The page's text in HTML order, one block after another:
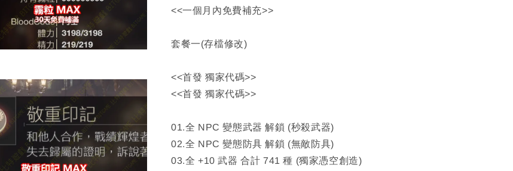
<<一個月內免費補充>>
套餐一(存檔修改)
<<首發 獨家代碼>>
<<首發 獨家代碼>>
01.全 NPC 變態武器 解鎖 (秒殺武器)
02.全 NPC 變態防具 解鎖 (無敵防具)
03.全 +10 武器 合計 741 種 (獨家憑空創造)